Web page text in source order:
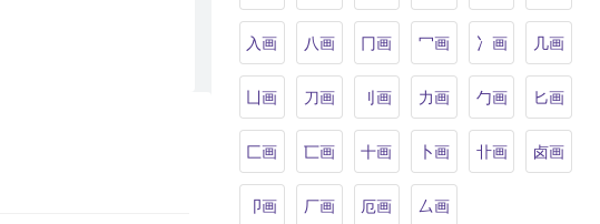
入画 八画 冂画 冖画 冫画 几画
凵画 刀画 刂画 力画 勹画 匕画
匚画 匸画 十画 卜画 卝画 卤画
卩画 厂画 厄画 厶画